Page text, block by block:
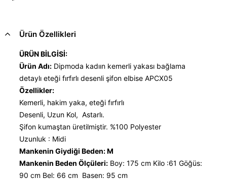
Ürün Özellikleri
ÜRÜN BİLGİSİ:
Ürün Adı: Dipmoda kadıın kemerli yakası bağlama
detaylı eteği fırfırlı desenli şifon elbise APCX05
Özellikler:
Kemerli, hakim yaka, eteği fırfırlı
Desenli, Uzun Kol, Astarlı.
Şifon kumaştan üretilmiştir. %100 Polyester
Uzunluk : Midi
Mankenin Giydiği Beden: M
Mankenin Beden Ölçüleri: Boy: 175 cm Kilo :61 Göğüs:
90 cm Bel: 66 cm Basen: 95 cm